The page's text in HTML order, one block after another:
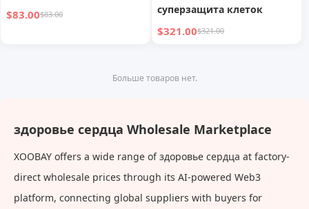
$83.00$83.00
суперзащита клеток
$321.00$321.00
Больше товаров нет.
здоровье сердца Wholesale Marketplace
XOOBAY offers a wide range of здоровье сердца at factory-
direct wholesale prices through its AI-powered Web3
platform, connecting global suppliers with buyers for